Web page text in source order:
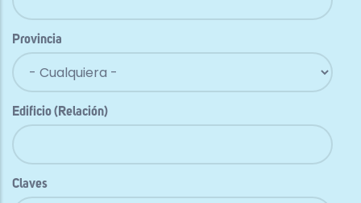
Provincia
Edificio (Relación)
Claves